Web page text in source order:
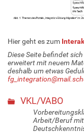
Hier geht es zum
Diese Seite befindet
erweitert mit neuem
deshalb um etwas
VKL/VABO
Arbeit/Beruf